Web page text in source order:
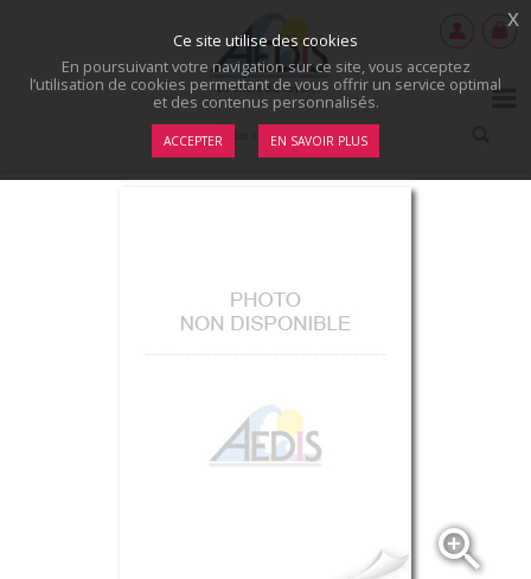
zoom_in
Ce site utilise des cookies
En poursuivant votre navigation sur ce site, vous acceptez
l’utilisation de cookies permettant de vous offrir un service optimal
et des contenus personnalisés.
ACCEPTER EN SAVOIR PLUS
x